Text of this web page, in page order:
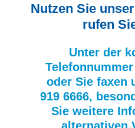
Nutzen Sie
rufen
Unter der
Telefonnummer
oder Sie faxen
919 6666,
Sie weitere